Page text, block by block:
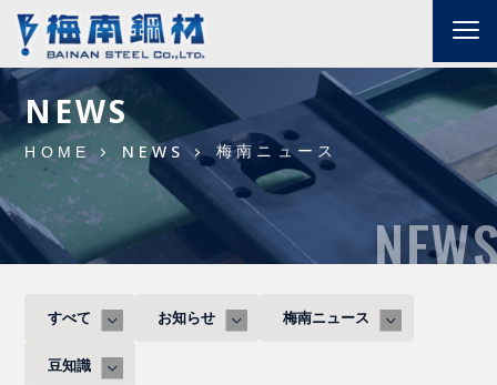
NEWS
HOME NEWS 梅南ニュース
すべて お知らせ 梅南ニュース
豆知識